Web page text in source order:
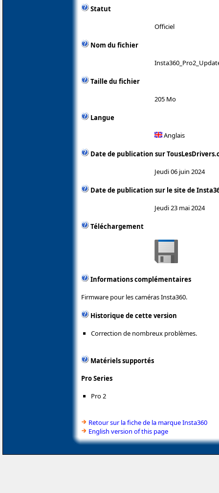
Statut
Officiel
Nom du fichier
Taille du fichier
205 Mo
Langue
Anglais
Date de publication sur
Jeudi 06 juin 2024
Date de publication sur le site de
Jeudi 23 mai 2024
Téléchargement
Informations complémentaires
Firmware pour les caméras Insta360.
Historique de cette version
Correction de nombreux problèmes.
Matériels supportés
Pro Series
Pro 2
Retour sur la fiche de la marque Insta360
English version of this page